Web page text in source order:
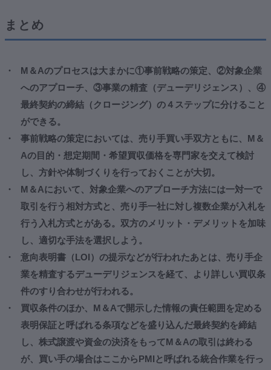
まとめ
M＆Aのプロセスは大まかに①事前戦略の策定、②対象企業
へのアプローチ、③事業の精査（デューデリジェンス）、④
最終契約の締結（クロージング）の４ステップに分けること
ができる。
事前戦略の策定においては、売り手買い手双方ともに、M＆
Aの目的・想定期間・希望買収価格を専門家を交えて検討
し、方針や体制づくりを行っておくことが大切。
M＆Aにおいて、対象企業へのアプローチ方法には一対一で
取引を行う相対方式と、売り手一社に対し複数企業が入札を
行う入札方式とがある。双方のメリット・デメリットを加味
し、適切な手法を選択しよう。
意向表明書（LOI）の提示などが行われたあとは、売り手企
業を精査するデューデリジェンスを経て、より詳しい買収条
件のすり合わせが行われる。
買収条件のほか、M＆Aで開示した情報の責任範囲を定める
表明保証と呼ばれる条項などを盛り込んだ最終契約を締結
し、株式譲渡や資金の決済をもってM＆Aの取引は終わる
が、買い手の場合はここからPMIと呼ばれる統合作業を行っ